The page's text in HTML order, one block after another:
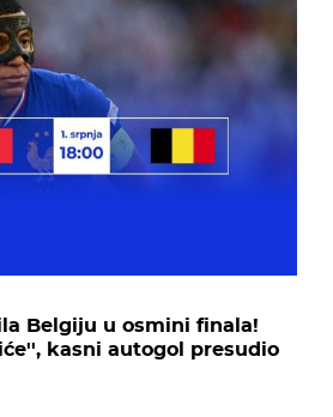
Belgiju u osmini finala!
kasni autogol presudio